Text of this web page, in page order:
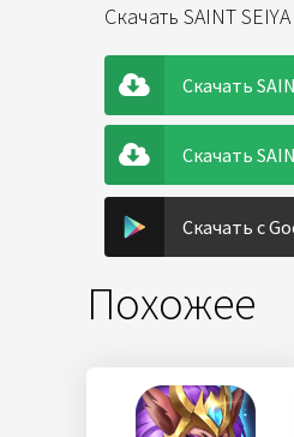
Скачать SAINT
Скачать
Скачать
Скачать с
Похожее